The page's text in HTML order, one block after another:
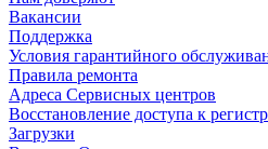
Вакансии
Поддержка
Условия гарантийного
Правила ремонта
Адреса Сервисных центров
Восстановление доступа к
Загрузки